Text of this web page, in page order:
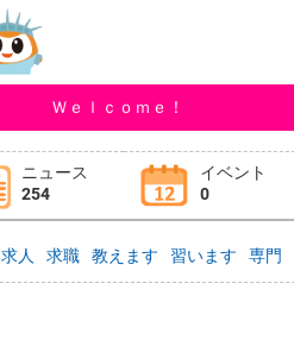
Ｗｅｌｃｏｍｅ！
ニュース
254
イベント
0
求人 求職 教えます 習います 専門